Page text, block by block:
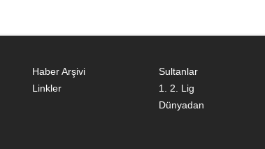
Haber Arşivi
Linkler
Sultanlar
1. 2. Lig
Dünyadan